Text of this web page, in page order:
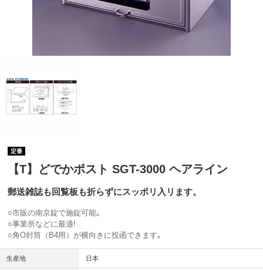
定番
【T】どでかポスト SGT-3000 ヘアライン
郵送雑誌も回覧板も折らずにスッポリ入リます。
○市販の南京錠で施錠可能｡
○事業所などに最適!
○角O封筒（B4用）が横向きに投函できます｡
生産地 日本